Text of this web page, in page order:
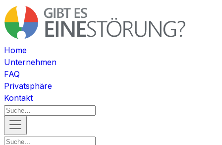
Home
Unternehmen
FAQ
Privatsphäre
Kontakt